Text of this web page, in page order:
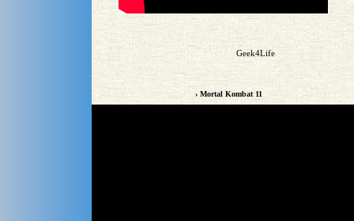
Geek4Life
› Mortal Kombat 11